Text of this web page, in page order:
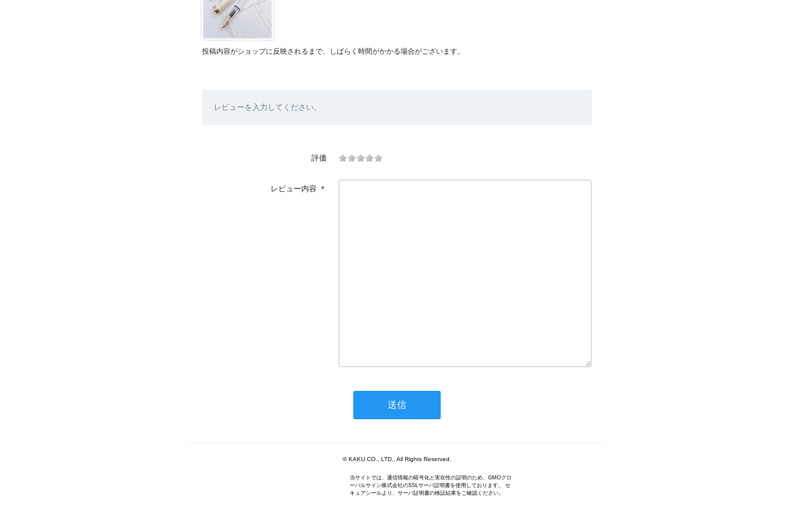
投稿内容がショップに反映されるまで、しばらく時間がかかる場合がございます。
レビューを入力してください。
評価
レビュー内容 ＊
© KAKU CO., LTD., All Rights Reserved.
当サイトでは、通信情報の暗号化と実在性の証明のため、GMOグロ
ーバルサイン株式会社のSSLサーバ証明書を使用しております。 セ
キュアシールより、サーバ証明書の検証結果をご確認ください。